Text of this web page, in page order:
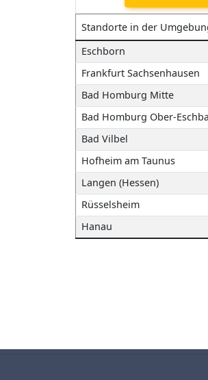
Standorte in der
Eschborn
Frankfurt Sachsenhausen
Bad Homburg Mitte
Bad Homburg Ober-
Bad Vilbel
Hofheim am Taunus
Langen (Hessen)
Rüsselsheim
Hanau